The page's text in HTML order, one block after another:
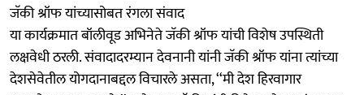
​जॅकी श्रॉफ यांच्यासोबत रंगला संवाद
या कार्यक्रमात बॉलीवूड अभिनेते ​जॅकी श्रॉफ यांची विशेष उपस्थिती
लक्षवेधी ठरली. संवादादरम्यान देवनानी यांनी ​जॅकी श्रॉफ यांना त्यांच्या
देशसेवेतील योगदानाबद्दल विचारले असता, ‘‘मी देश हिरवागार